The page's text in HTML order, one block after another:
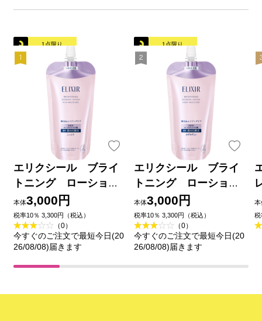
1点限り
エリクシール ブライ
トニング ローショ
ン しっとりタイプ
ｃａ （つめかえ用）
１５０ｍｌ 資生堂 (医薬
部外品)
本体3,000円
税率10％ 3,300円（税込）
（0）
今すぐのご注文で最短今日(20
26/08/08)届きます
1点限り
エリクシール ブライ
トニング ローショ
ン みずみずしいタイ
プ ｃａ （つめかえ
用） １５０ｍｌ 資生堂
(医薬部外品)
本体3,000円
税率10％ 3,300円（税込）
（0）
今すぐのご注文で最短今日(20
26/08/08)届きます
本
税